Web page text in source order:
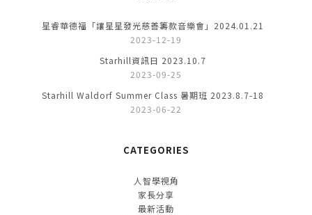
星睿華德福「讓星星發光慈善籌款音樂會」2024.01.21
2023-12-19
Starhill資訊日 2023.10.7
2023-09-25
Starhill Waldorf Summer Class 暑期班 2023.8.7-18
2023-06-22
CATEGORIES
人智學視角
家長分享
最新活動